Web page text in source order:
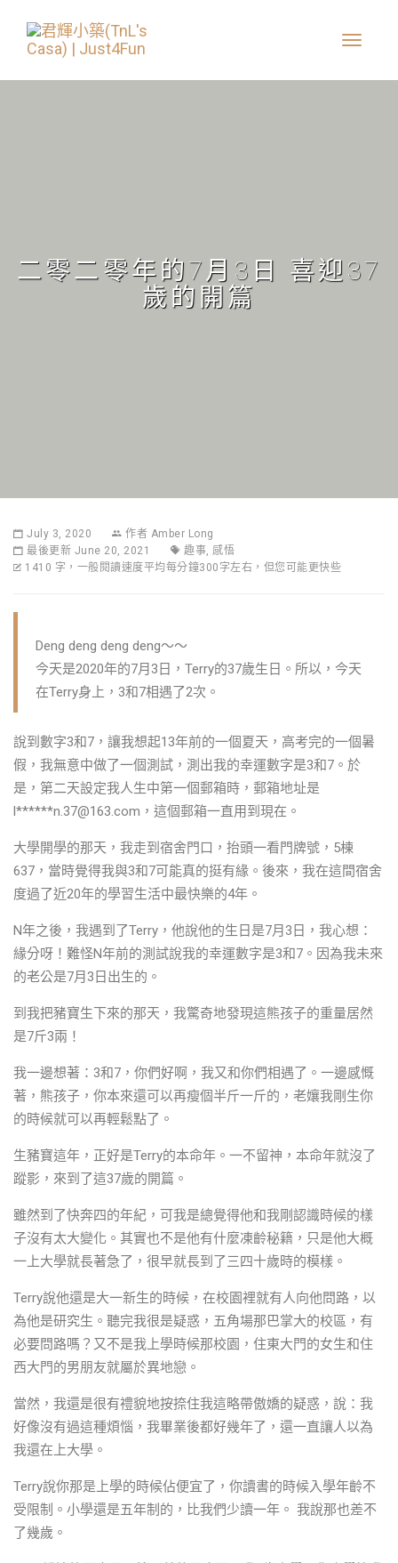
二零二零年的7月3日 喜迎37
歲的開篇
July 3, 2020 作者 Amber Long
最後更新 June 20, 2021
趣事, 感悟
1410 字，一般閱讀速度平均每分鐘300字左右，但您可能更快些
Deng deng deng deng～～
今天是2020年的7月3日，Terry的37歲生日。所以，今天
在Terry身上，3和7相遇了2次。
說到數字3和7，讓我想起13年前的一個夏天，高考完的一個暑
假，我無意中做了一個測試，測出我的幸運數字是3和7。於
是，第二天設定我人生中第一個郵箱時，郵箱地址是
l******n.37@163.com ，這個郵箱一直用到現在。
大學開學的那天，我走到宿舍門口，抬頭一看門牌號，5棟
637，當時覺得我與3和7可能真的挺有緣。後來，我在這間宿舍
度過了近20年的學習生活中最快樂的4年。
N年之後，我遇到了Terry，他說他的生日是7月3日，我心想：
緣分呀！難怪N年前的測試說我的幸運數字是3和7。因為我未來
的老公是7月3日出生的。
到我把豬寶生下來的那天，我驚奇地發現這熊孩子的重量居然
是7斤3兩！
我一邊想著：3和7，你們好啊，我又和你們相遇了。一邊感慨
著，熊孩子，你本來還可以再瘦個半斤一斤的，老孃我剛生你
的時候就可以再輕鬆點了。
生豬寶這年，正好是Terry的本命年。一不留神，本命年就沒了
蹤影，來到了這37歲的開篇。
雖然到了快奔四的年紀，可我是總覺得他和我剛認識時候的樣
子沒有太大變化。其實也不是他有什麼凍齡秘籍，只是他大概
一上大學就長著急了，很早就長到了三四十歲時的模樣。
Terry說他還是大一新生的時候，在校園裡就有人向他問路，以
為他是研究生。聽完我很是疑惑，五角場那巴掌大的校區，有
必要問路嗎？又不是我上學時候那校園，住東大門的女生和住
西大門的男朋友就屬於異地戀。
當然，我還是很有禮貌地按捺住我這略帶傲嬌的疑惑，說：我
好像沒有過這種煩惱，我畢業後都好幾年了，還一直讓人以為
我還在上大學。
Terry說你那是上學的時候佔便宜了，你讀書的時候入學年齡不
受限制。小學還是五年制的，比我們少讀一年。 我說那也差不
了幾歲。